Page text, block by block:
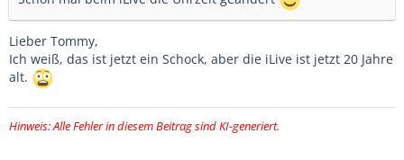
Lieber Tommy,
Ich weiß, das ist jetzt ein Schock, aber die iLive ist jetzt 20 Jahre
alt.
Hinweis: Alle Fehler in diesem Beitrag sind KI-generiert.